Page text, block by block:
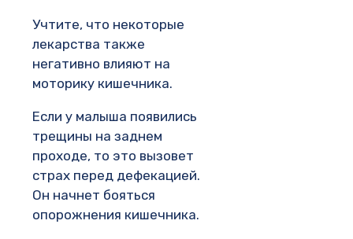
Учтите, что некоторые
лекарства также
негативно влияют на
моторику кишечника.
Если у малыша появились
трещины на заднем
проходе, то это вызовет
страх перед дефекацией.
Он начнет бояться
опорожнения кишечника.